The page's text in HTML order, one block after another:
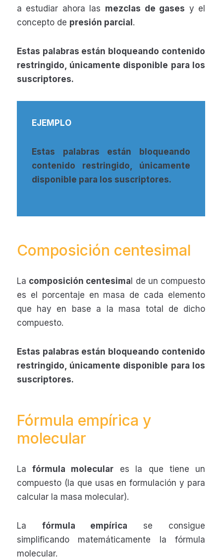
a estudiar ahora las mezclas de gases y el
concepto de presión parcial.
Estas palabras están bloqueando contenido
restringido, únicamente disponible para los
suscriptores.
EJEMPLO
Estas palabras están bloqueando
contenido restringido, únicamente
disponible para los suscriptores.
Composición centesimal
La composición centesimal de un compuesto
es el porcentaje en masa de cada elemento
que hay en base a la masa total de dicho
compuesto.
Estas palabras están bloqueando contenido
restringido, únicamente disponible para los
suscriptores.
Fórmula empírica y
molecular
La fórmula molecular es la que tiene un
compuesto (la que usas en formulación y para
calcular la masa molecular).
La fórmula empírica se consigue
simplificando matemáticamente la fórmula
molecular.